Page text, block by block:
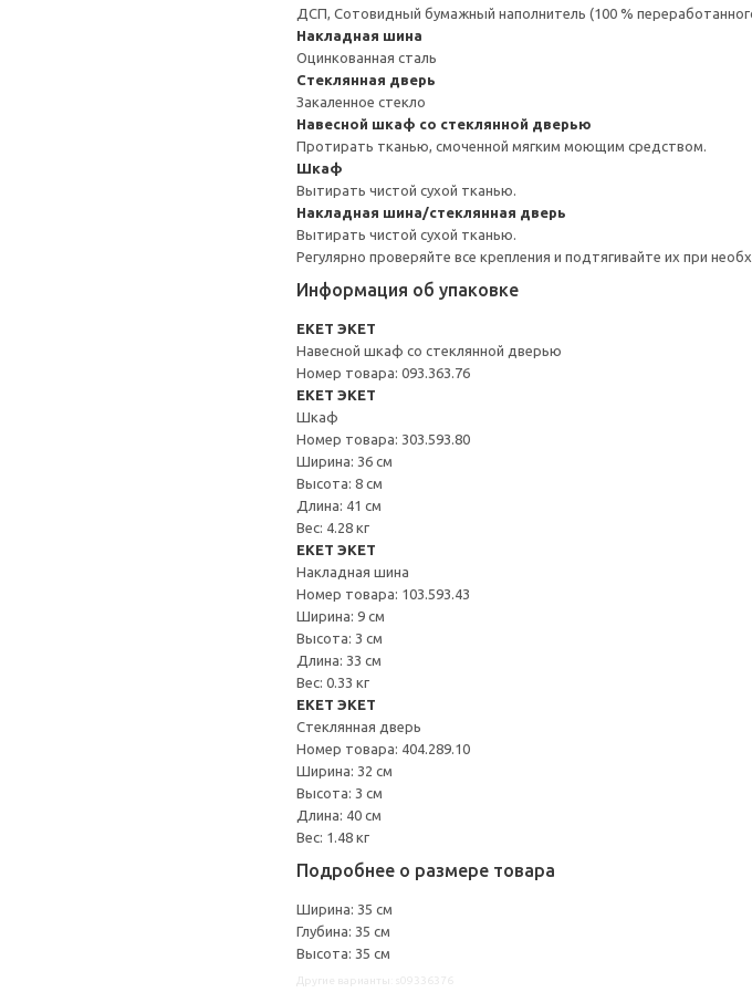
ДСП, Сотовидный бумажный наполнитель (100 %
Накладная шина
Оцинкованная сталь
Стеклянная дверь
Закаленное стекло
Навесной шкаф со стеклянной дверью
Протирать тканью, смоченной мягким моющим средством.
Шкаф
Вытирать чистой сухой тканью.
Накладная шина/стеклянная дверь
Вытирать чистой сухой тканью.
Регулярно проверяйте все крепления и подтягивайте их при
Информация об упаковке
EKET ЭКЕТ
Навесной шкаф со стеклянной дверью
Номер товара: 093.363.76
EKET ЭКЕТ
Шкаф
Номер товара: 303.593.80
Ширина: 36 см
Высота: 8 см
Длина: 41 см
Вес: 4.28 кг
EKET ЭКЕТ
Накладная шина
Номер товара: 103.593.43
Ширина: 9 см
Высота: 3 см
Длина: 33 см
Вес: 0.33 кг
EKET ЭКЕТ
Стеклянная дверь
Номер товара: 404.289.10
Ширина: 32 см
Высота: 3 см
Длина: 40 см
Вес: 1.48 кг
Подробнее о размере товара
Ширина: 35 см
Глубина: 35 см
Высота: 35 см